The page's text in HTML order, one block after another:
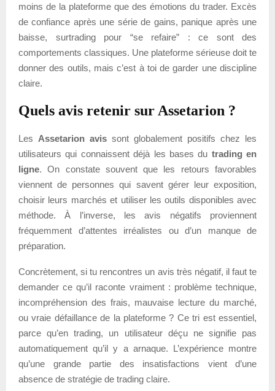
moins de la plateforme que des émotions du trader. Excès
de confiance après une série de gains, panique après une
baisse, surtrading pour “se refaire” : ce sont des
comportements classiques. Une plateforme sérieuse doit te
donner des outils, mais c’est à toi de garder une discipline
claire.
Quels avis retenir sur Assetarion ?
Les Assetarion avis sont globalement positifs chez les
utilisateurs qui connaissent déjà les bases du trading en
ligne. On constate souvent que les retours favorables
viennent de personnes qui savent gérer leur exposition,
choisir leurs marchés et utiliser les outils disponibles avec
méthode. À l’inverse, les avis négatifs proviennent
fréquemment d’attentes irréalistes ou d’un manque de
préparation.
Concrètement, si tu rencontres un avis très négatif, il faut te
demander ce qu’il raconte vraiment : problème technique,
incompréhension des frais, mauvaise lecture du marché,
ou vraie défaillance de la plateforme ? Ce tri est essentiel,
parce qu’en trading, un utilisateur déçu ne signifie pas
automatiquement qu’il y a arnaque. L’expérience montre
qu’une grande partie des insatisfactions vient d’une
absence de stratégie de trading claire.